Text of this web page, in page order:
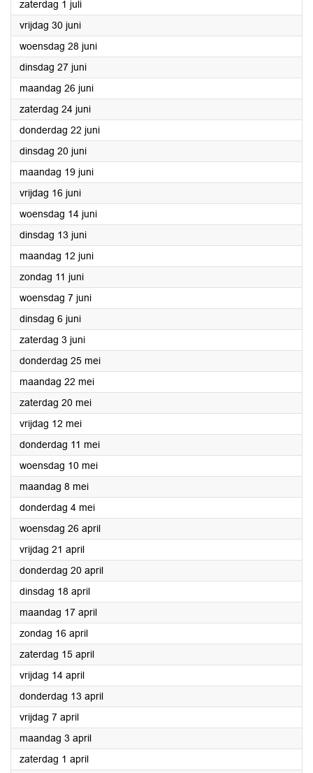
zaterdag 1 juli2023
vrijdag 30 juni2023
woensdag 28 juni2023
dinsdag 27 juni2023
maandag 26 juni2023
zaterdag 24 juni2023
donderdag 22 juni2023
dinsdag 20 juni2023
maandag 19 juni2023
vrijdag 16 juni2023
woensdag 14 juni2023
dinsdag 13 juni2023
maandag 12 juni2023
zondag 11 juni2023
woensdag 7 juni2023
dinsdag 6 juni2023
zaterdag 3 juni2023
donderdag 25 mei2023
maandag 22 mei2023
zaterdag 20 mei2023
vrijdag 12 mei2023
donderdag 11 mei2023
woensdag 10 mei2023
maandag 8 mei2023
donderdag 4 mei2023
woensdag 26 april2023
vrijdag 21 april2023
donderdag 20 april2023
dinsdag 18 april2023
maandag 17 april2023
zondag 16 april2023
zaterdag 15 april2023
vrijdag 14 april2023
donderdag 13 april2023
vrijdag 7 april2023
maandag 3 april2023
zaterdag 1 april2023